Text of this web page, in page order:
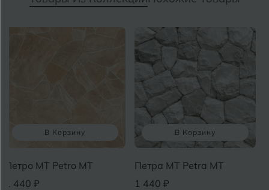
В Корзину
Петро MT Petro MT
1 440 ₽
В Корзину
Петра MT Petra MT
1 440 ₽